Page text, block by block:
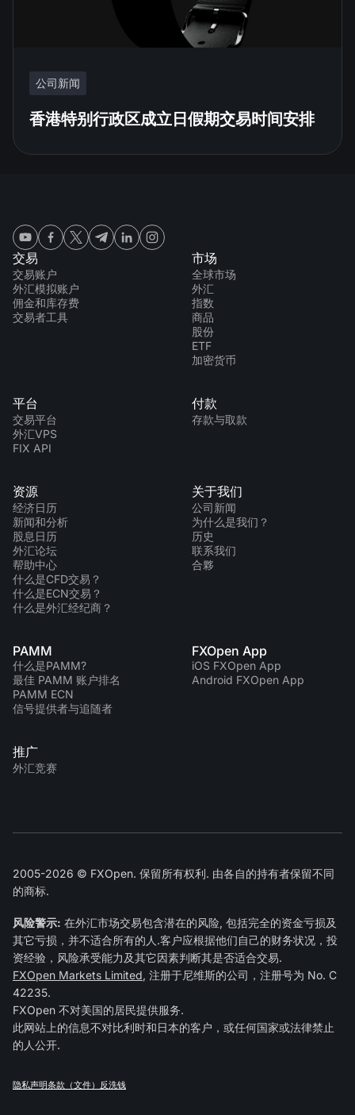
公司新闻
香港特别行政区成立日假期交易时间安排
交易
交易账户
外汇模拟账户
佣金和库存费
交易者工具
市场
全球市场
外汇
指数
商品
股份
ETF
加密货币
平台
交易平台
外汇VPS
FIX API
付款
存款与取款
资源
经济日历
新闻和分析
股息日历
外汇论坛
帮助中心
什么是CFD交易？
什么是ECN交易？
什么是外汇经纪商？
关于我们
公司新闻
为什么是我们？
历史
联系我们
合夥
PAMM
什么是PAMM?
最佳 PAMM 账户排名
PAMM ECN
信号提供者与追随者
FXOpen App
iOS FXOpen App
Android FXOpen App
推广
外汇竞赛
2005-2026 © FXOpen. 保留所有权利. 由各自的持有者保留不同
的商标.
风险警示: 在外汇市场交易包含潜在的风险, 包括完全的资金亏损及
其它亏损，并不适合所有的人.客户应根据他们自己的财务状况，投
资经验，风险承受能力及其它因素判断其是否适合交易.
FXOpen Markets Limited, 注册于尼维斯的公司，注册号为 No. C
42235.
FXOpen 不对美国的居民提供服务.
此网站上的信息不对比利时和日本的客户，或任何国家或法律禁止
的人公开.
隐私声明条款（文件） 反洗钱